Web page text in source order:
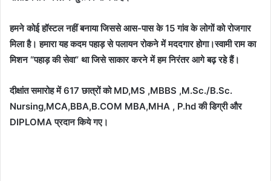
हमने कोई हॉस्टल नहीं बनाया जिससे आस-पास के 15 गांव के लोगों को रोजगार
मिला है। हमारा यह कदम पहाड़ से पलायन रोकने में मददगार होगा।स्वामी राम का
मिशन “पहाड़ की सेवा” था जिसे साकार करने में हम निरंतर आगे बढ़ रहे हैं।
दीक्षांत समारोह में 617 छात्रों को MD,MS ,MBBS ,M.Sc./B.Sc.
Nursing,MCA,BBA,B.COM MBA,MHA , P.hd की डिग्री और
DIPLOMA प्रदान किये गए।